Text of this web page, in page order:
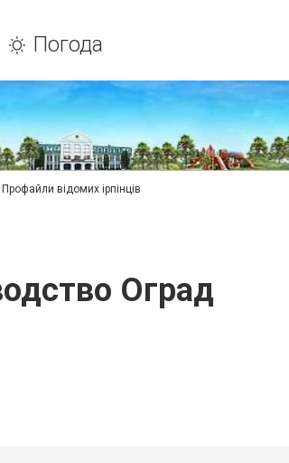
Погода
Профайли відомих ірпінців
Оград